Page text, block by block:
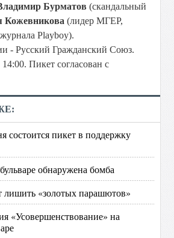
Бурматов (скандальный
Кожевникова (лидер МГЕР,
Playboy).
- Русский Гражданский Союз.
Пикет согласован с
состоится пикет в поддержку
обнаружена бомба
лишить «золотых парашютов»
«Усовершенствование» на